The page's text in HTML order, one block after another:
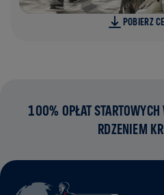
POBIERZ
100% OPŁAT STARTOWYCH
RDZENIEM